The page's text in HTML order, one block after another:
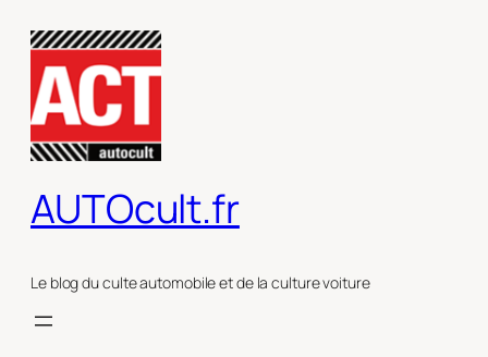
contenu
AUTOcult.fr
Le blog du culte automobile et de la culture voiture